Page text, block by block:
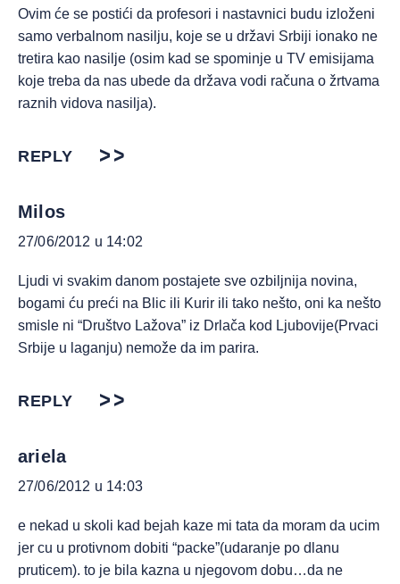
Ovim će se postići da profesori i nastavnici budu izloženi
samo verbalnom nasilju, koje se u državi Srbiji ionako ne
tretira kao nasilje (osim kad se spominje u TV emisijama
koje treba da nas ubede da država vodi računa o žrtvama
raznih vidova nasilja).
REPLY
Milos
27/06/2012 u 14:02
Ljudi vi svakim danom postajete sve ozbiljnija novina,
bogami ću preći na Blic ili Kurir ili tako nešto, oni ka nešto
smisle ni “Društvo Lažova” iz Drlača kod Ljubovije(Prvaci
Srbije u laganju) nemože da im parira.
REPLY
ariela
27/06/2012 u 14:03
e nekad u skoli kad bejah kaze mi tata da moram da ucim
jer cu u protivnom dobiti “packe”(udaranje po dlanu
pruticem). to je bila kazna u njegovom dobu…da ne